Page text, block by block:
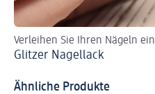
Verleihen Sie Ihren Nägeln
Glitzer Nagellack
Ähnliche Produkte